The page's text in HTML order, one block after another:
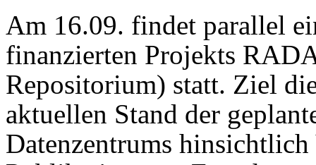
Am 16.09. findet parallel
finanzierten Projekts
Repositorium) statt. Ziel
aktuellen Stand der
Datenzentrums